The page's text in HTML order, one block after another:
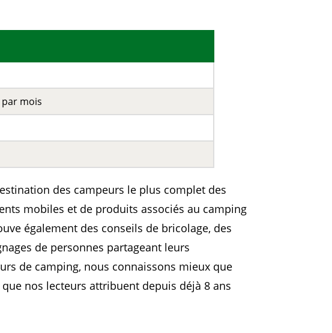
mois
des campeurs le plus complet des
mobiles et de produits associés au camping
également des conseils de bricolage, des
de personnes partageant leurs
de camping, nous connaissons mieux que
nos lecteurs attribuent depuis déjà 8 ans